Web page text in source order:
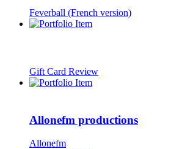
Feverball (French version)
Gift Card Review
Allonefm productions
Allonefm